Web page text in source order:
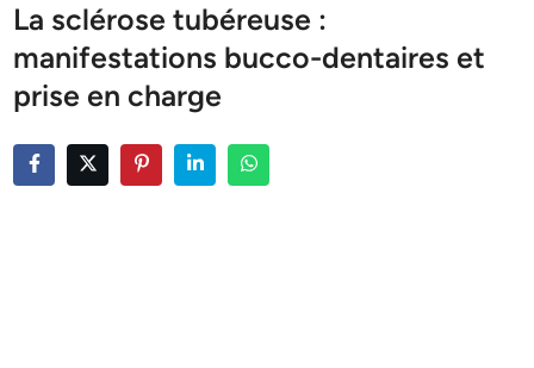
La sclérose tubéreuse :
manifestations bucco-dentaires et
prise en charge